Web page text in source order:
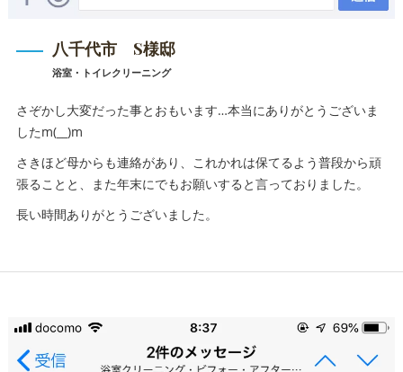
八千代市 S様邸
浴室・トイレクリーニング
さぞかし大変だった事とおもいます…本当にありがとうございま
したm(__)m
さきほど母からも連絡があり、これかれは保てるよう普段から頑
張ることと、また年末にでもお願いすると言っておりました。
長い時間ありがとうございました。